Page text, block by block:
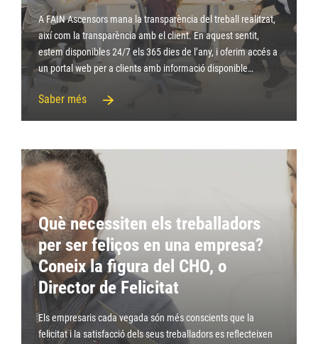
A FAIN Ascensors mana la transparència del treball realitzat,
així com la transparència amb el client. En aquest sentit,
estem disponibles 24/7 els 365 dies de l’any, i oferim accés a
un portal web per a clients amb informació disponible…
Saber més
Què necessiten els treballadors
per ser feliços en una empresa?
Coneix la figura del CHO, o
Director de Felicitat
Els empresaris cada vegada són més conscients que la
felicitat i la satisfacció dels seus treballadors es reflecteixen